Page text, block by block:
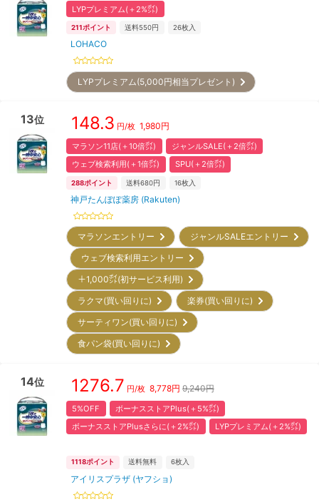
LYPプレミアム(＋2%㌽)
211ポイント 送料550円 26枚入
LOHACO
LYPプレミアム(5,000円相当プレゼント)
13位 148.3 円/枚 1,980円
マラソン11店(＋10倍㌽)
ジャンルSALE(＋2倍㌽)
ウェブ検索利用(＋1倍㌽)
SPU(＋2倍㌽)
288ポイント 送料680円 16枚入
神戸たんぽぽ薬房 (Rakuten)
マラソンエントリー
ジャンルSALEエントリー
ウェブ検索利用エントリー
＋1,000㌽(初サービス利用)
ラクマ(買い回りに)
楽券(買い回りに)
サーティワン(買い回りに)
食パン袋(買い回りに)
14位 1276.7 円/枚 8,778円 9,240円
5%OFF
ボーナスストアPlus(＋5%㌽)
ボーナスストアPlusさらに(＋2%㌽)
LYPプレミアム(＋2%㌽)
1118ポイント 送料無料 6枚入
アイリスプラザ (ヤフショ)